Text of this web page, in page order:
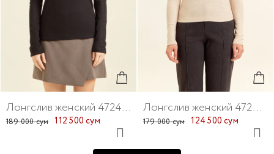
Лонгслив женский 47241-1
189 000 сум 112 500 сум
Лонгслив женский 47224-13
179 000 сум 124 500 сум